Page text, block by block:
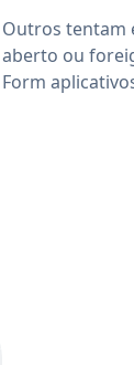
Outros tentam
aberto ou
Form